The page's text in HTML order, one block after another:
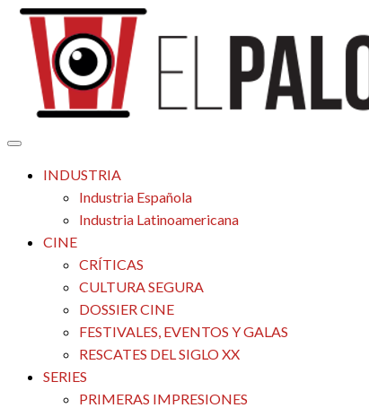
Saltar
contenido
El Palomitrón
Tu espacio de la industria de cine española y latinoamericana
INDUSTRIA
Industria Española
Industria Latinoamericana
CINE
CRÍTICAS
CULTURA SEGURA
DOSSIER CINE
FESTIVALES, EVENTOS Y GALAS
RESCATES DEL SIGLO XX
SERIES
PRIMERAS IMPRESIONES